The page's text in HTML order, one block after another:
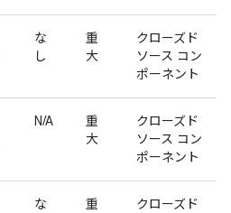
な
し
重
大
クローズド
ソース コン
ポーネント
N/A
重
大
クローズド
ソース コン
ポーネント
な
重
クローズド